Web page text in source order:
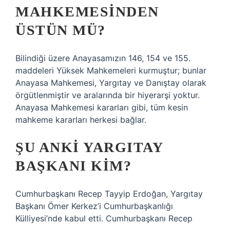
MAHKEMESINDEN
ÜSTÜN MÜ?
Bilindiği üzere Anayasamızın 146, 154 ve 155.
maddeleri Yüksek Mahkemeleri kurmuştur; bunlar
Anayasa Mahkemesi, Yargıtay ve Danıştay olarak
örgütlenmiştir ve aralarında bir hiyerarşi yoktur.
Anayasa Mahkemesi kararları gibi, tüm kesin
mahkeme kararları herkesi bağlar.
ŞU ANKI YARGITAY
BAŞKANI KIM?
Cumhurbaşkanı Recep Tayyip Erdoğan, Yargıtay
Başkanı Ömer Kerkez’i Cumhurbaşkanlığı
Külliyesi’nde kabul etti. Cumhurbaşkanı Recep